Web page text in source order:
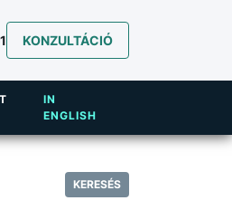
KONZULTÁCIÓ
IN
ENGLISH
KERESÉS